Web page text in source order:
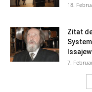
18.
Zitat
7.